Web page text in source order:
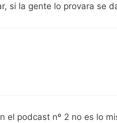
si la gente lo provara se
el podcast nº 2 no es lo